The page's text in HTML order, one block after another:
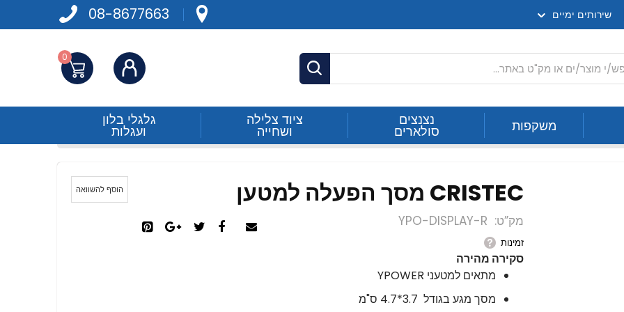
08-8677663 שירותים ימיים
חפש
התחברות 0
משקפות נצנצים
סולארים
ציוד צלילה
ושחייה
גלגלי בלון
ועגלות
CRISTEC מסך הפעלה למטען
מק”ט YPO-DISPLAY-R
זמינות
סקירה מהירה
מתאים למטעני YPOWER
מסך מגע בגודל 3.7*4.7 ס"מ
הוסף להשוואה